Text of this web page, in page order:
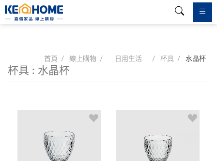
首頁 線上購物 日用生活 杯具 水晶杯
杯具 : 水晶杯